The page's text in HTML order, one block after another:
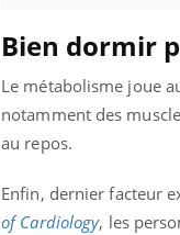
Bien dormir
Le métabolisme joue
notamment des
au repos.
Enfin, dernier facteur
of Cardiology, les